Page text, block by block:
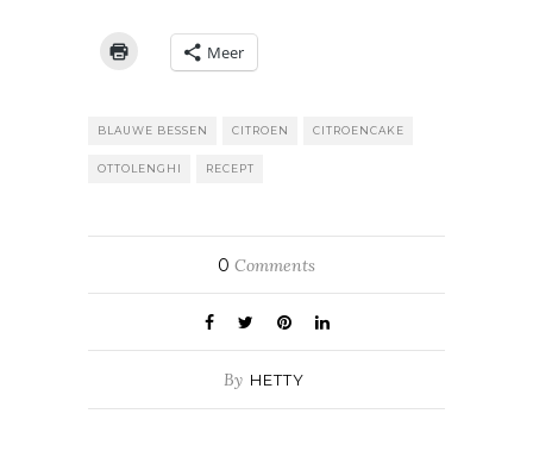
Meer
BLAUWE BESSEN CITROEN CITROENCAKE
OTTOLENGHI RECEPT
0 Comments
By HETTY